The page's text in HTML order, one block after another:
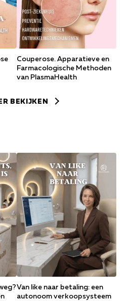
Couperose. Apparatieve en
Farmacologische Methoden
van PlasmaHealth
BEKIJKEN
Van like naar betaling: een
autonoom verkoopsysteem